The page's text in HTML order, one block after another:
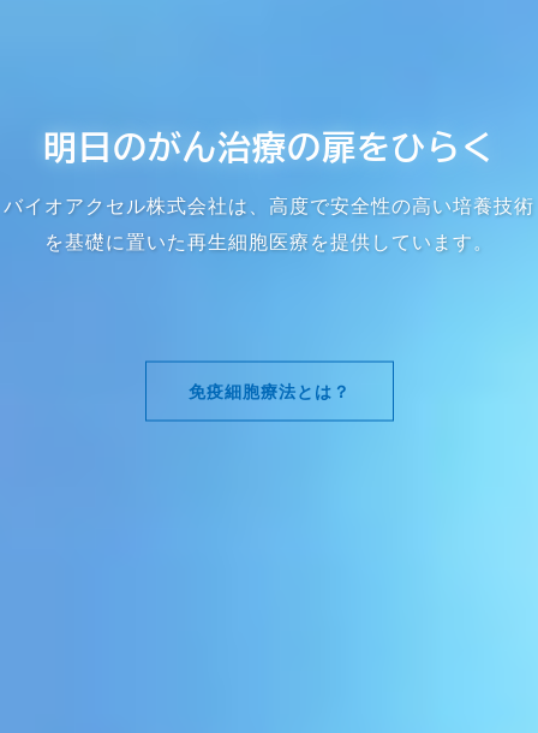
明日のがん治療の扉をひらく
バイオアクセル株式会社は、高度で安全性の高い培養技術
を基礎に置いた再生細胞医療を提供しています。
免疫細胞療法とは？